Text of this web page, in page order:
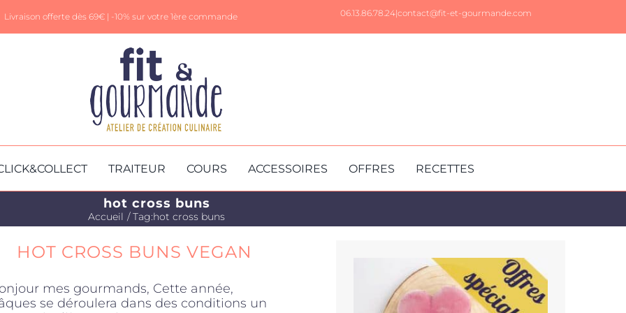
Livraison offerte dès 69€ | -10% sur votre 1ère commande 06.13.86.78.24|contact@fit-et-gourmande.com
TRAITEUR COURS ACCESSOIRES OFFRES RECETTES
hot cross buns
Accueil Tag:hot cross buns
HOT CROSS BUNS VEGAN
mes gourmands, Cette année,
se déroulera dans des conditions un